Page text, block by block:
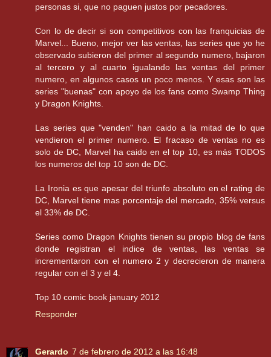
personas si, que no paguen justos por pecadores.
Con lo de decir si son competitivos con las franquicias de
Marvel... Bueno, mejor ver las ventas, las series que yo he
observado subieron del primer al segundo numero, bajaron
al tercero y al cuarto igualando las ventas del primer
numero, en algunos casos un poco menos. Y esas son las
series "buenas" con apoyo de los fans como Swamp Thing
y Dragon Knights.
Las series que "venden" han caido a la mitad de lo que
vendieron el primer numero. El fracaso de ventas no es
solo de DC, Marvel ha caido en el top 10, es más TODOS
los numeros del top 10 son de DC.
La Ironia es que apesar del triunfo absoluto en el rating de
DC, Marvel tiene mas porcentaje del mercado, 35% versus
el 33% de DC.
Series como Dragon Knights tienen su propio blog de fans
donde registran el indice de ventas, las ventas se
incrementaron con el numero 2 y decrecieron de manera
regular con el 3 y el 4.
Top 10 comic book january 2012
Responder
Gerardo 7 de febrero de 2012 a las 16:48